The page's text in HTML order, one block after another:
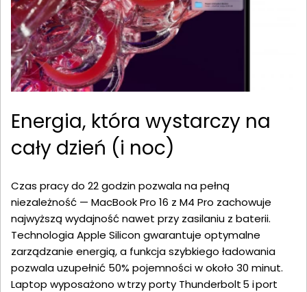
Energia, która wystarczy na
cały dzień (i noc)
Czas pracy do 22 godzin pozwala na pełną
niezależność — MacBook Pro 16 z M4 Pro zachowuje
najwyższą wydajność nawet przy zasilaniu z baterii.
Technologia Apple Silicon gwarantuje optymalne
zarządzanie energią, a funkcja szybkiego ładowania
pozwala uzupełnić 50% pojemności w około 30 minut.
Laptop wyposażono w trzy porty Thunderbolt 5 i port